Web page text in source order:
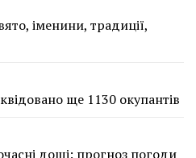
іменини, традиції,
ще 1130 окупантів
дощі: прогноз погоди